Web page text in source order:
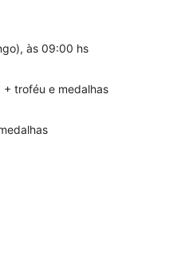
às 09:00 hs
troféu e medalhas